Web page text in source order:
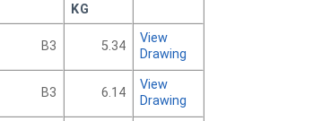
KG
B3 5.34
View
Drawing
B3 6.14
View
Drawing